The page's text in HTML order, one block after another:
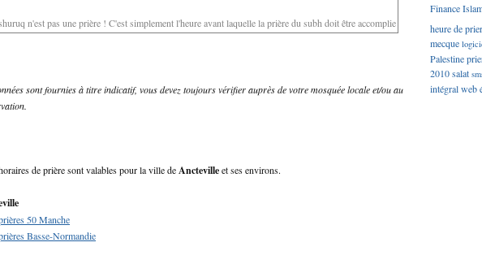
n'est pas une prière ! C'est simplement l'heure avant laquelle la prière du subh doit être accomplie
sont fournies à titre indicatif, vous devez toujours vérifier auprès de votre mosquée locale et/ou au
de prière sont valables pour la ville deAnctevilleet ses environs.
50 Manche
Basse-Normandie
Finance
heure de
mecque
Palestine
2010salat
intégralweb